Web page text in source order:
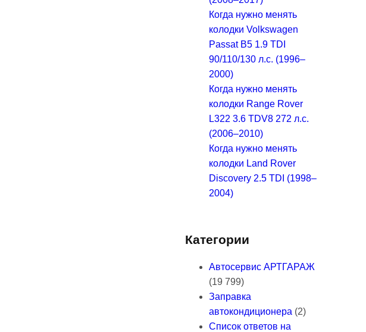
Когда нужно менять
колодки Volkswagen
Passat B5 1.9 TDI
90/110/130 л.с. (1996–
2000)
Когда нужно менять
колодки Range Rover
L322 3.6 TDV8 272 л.с.
(2006–2010)
Когда нужно менять
колодки Land Rover
Discovery 2.5 TDI (1998–
2004)
Категории
Автосервис АРТГАРАЖ
(19 799)
Заправка
автокондиционера (2)
Список ответов на